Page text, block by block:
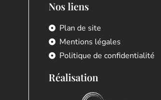
Nos liens
Plan de site
Mentions légales
Politique de confidentialité
Réalisation